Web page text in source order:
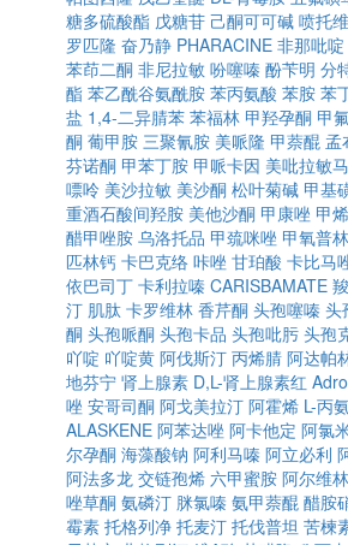
糖多硫酸酯 戊糖苷 己酮可可碱 喷托
罗匹隆 奋乃静 PHARACINE 非那吡啶
苯茚二酮 非尼拉敏 吩噻嗪 酚苄明 分
酯 苯乙酰谷氨酰胺 苯丙氨酸 苯胺 苯
盐 1,4-二异腈苯 苯福林 甲羟孕酮 甲
酮 葡甲胺 三聚氰胺 美哌隆 甲萘醌 孟
芬诺酮 甲苯丁胺 甲哌卡因 美吡拉敏
嘌呤 美沙拉敏 美沙酮 松叶菊碱 甲基
重酒石酸间羟胺 美他沙酮 甲康唑 甲
醋甲唑胺 乌洛托品 甲巯咪唑 甲氧普林
匹林钙 卡巴克络 咔唑 甘珀酸 卡比马
依巴司丁 卡利拉嗪 CARISBAMATE
汀 肌肽 卡罗维林 香芹酮 头孢噻嗪 头
酮 头孢哌酮 头孢卡品 头孢吡肟 头孢
吖啶 吖啶黄 阿伐斯汀 丙烯腈 阿达帕
地芬宁 肾上腺素 D,L-肾上腺素红
唑 安哥司酮 阿戈美拉汀 阿霍烯 L-丙
ALASKENE 阿苯达唑 阿卡他定 阿氯
尔孕酮 海藻酸钠 阿利马嗪 阿立必利
阿法多龙 交链孢烯 六甲蜜胺 阿尔维林
唑草酮 氨磷汀 脒氯嗪 氨甲萘醌 醋胺
霉素 托格列净 托麦汀 托伐普坦 苦楝